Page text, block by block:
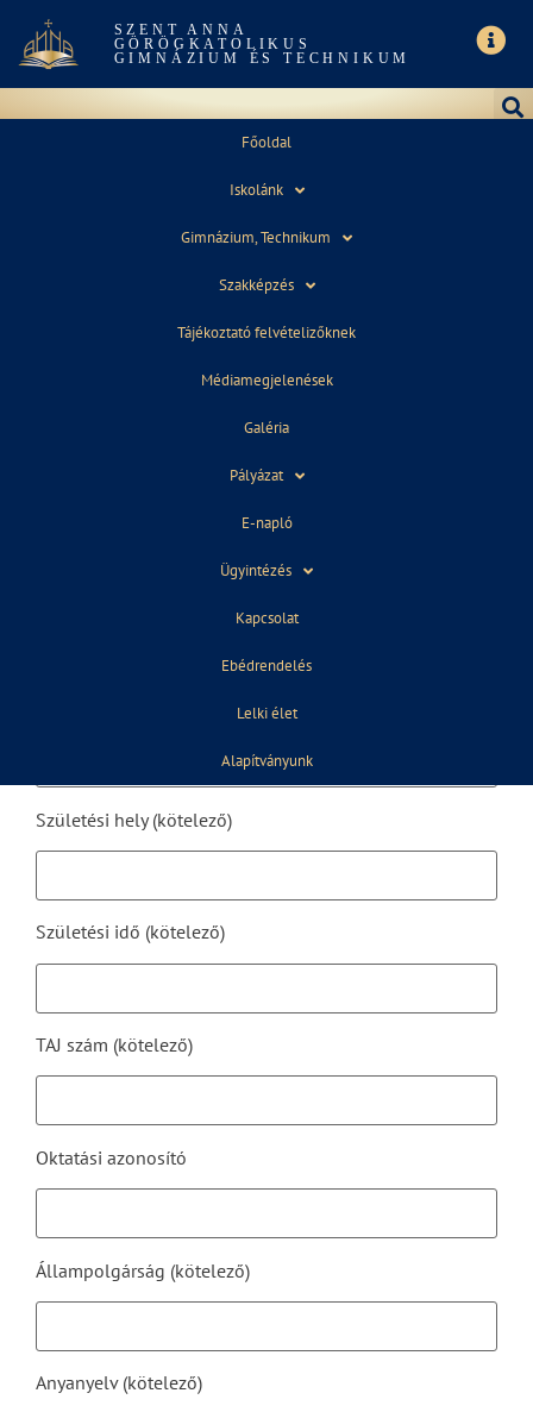
SZENT ANNA
GÖRÖGKATOLIKUS
GIMNÁZIUM ÉS TECHNIKUM
Főoldal
Iskolánk
Gimnázium, Technikum
Szakképzés
Tájékoztató felvételizőknek
Médiamegjelenések
Galéria
Pályázat
E-napló
Ügyintézés
Kapcsolat
Ebédrendelés
Lelki élet
Alapítványunk
ONLINE BEIRATKOZÁS
Gondviselő neve (kötelező)
Születési hely (kötelező)
Születési idő (kötelező)
TAJ szám (kötelező)
Oktatási azonosító
Állampolgárság (kötelező)
Anyanyelv (kötelező)